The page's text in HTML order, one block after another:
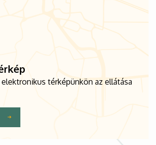
térképünkön az ellátása